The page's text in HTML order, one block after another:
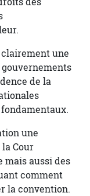
une
de la
une
Cour
mais aussi des
comment
la convention.